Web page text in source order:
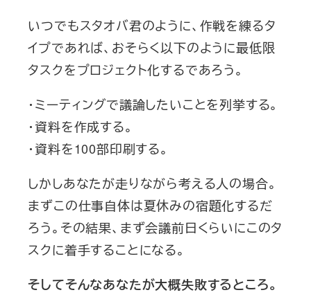
いつでもスタオバ君のように、作戦を練るタ
イプであれば、おそらく以下のように最低限
タスクをプロジェクト化するであろう。
・ミーティングで議論したいことを列挙する。
・資料を作成する。
・資料を100部印刷する。
しかしあなたが走りながら考える人の場合。
まずこの仕事自体は夏休みの宿題化するだ
ろう。その結果、まず会議前日くらいにこのタ
スクに着手することになる。
そしてそんなあなたが大概失敗するところ。